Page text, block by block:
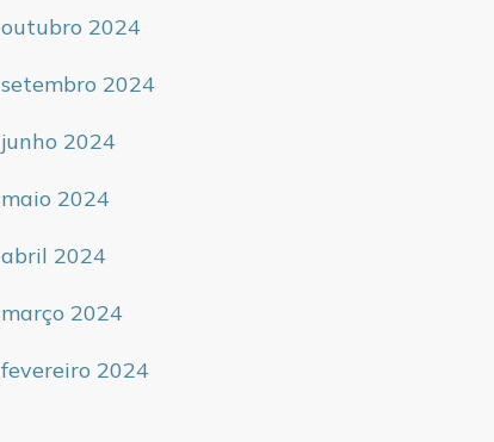
outubro 2024
setembro 2024
junho 2024
maio 2024
abril 2024
março 2024
fevereiro 2024